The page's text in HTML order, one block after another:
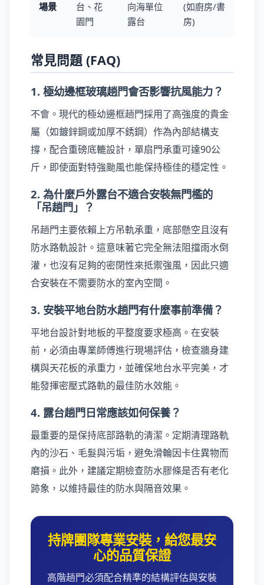
場景
台、花
園門
向海單位
露台
(如廚房/書
房)
常見問題 (FAQ)
1. 極幼邊框玻璃趟門會否影響抗風能力？
不會。現代的極幼邊框趟門採用了高強度的貴金
屬（如鍍鋅鋼或加厚不銹鋼）作為內部結構支
撐，配合重磅底轆設計，單扇門承重可達90公
斤，即使面對特強颱風也能保持極佳的穩定性。
2. 為什麼戶外露台不適合安裝無門檻的
「吊趟門」？
吊趟門主要依賴上方吊軌承重，底部懸空且沒有
防水路軌設計。這意味著它完全無法阻擋雨水倒
灌，也沒有足夠的密閉性來抵禦強風，因此只適
合安裝在不需要防水的室內空間。
3. 安裝平地台防水趟門有什麼事前準備？
平地台設計對地板的平整度要求極高。在安裝
前，必須由專業師傅進行現場評估，檢查牆身建
構與天花板的承重力，並確保地台水平完美，才
能發揮密壓式路軌的最佳防水效能。
4. 露台趟門日常應該如何保養？
最重要的是保持底部路軌的清潔。定期清理路軌
內的沙石、毛髮與污垢，避免滑輪因卡住異物而
磨損。此外，建議定期檢查防水膠條是否有老化
跡象，以維持最佳的防水與隔音效果。
持牌團隊專業安裝，給您最安
心的品質保證
高階趟門必須配合精準的結構評估與安裝